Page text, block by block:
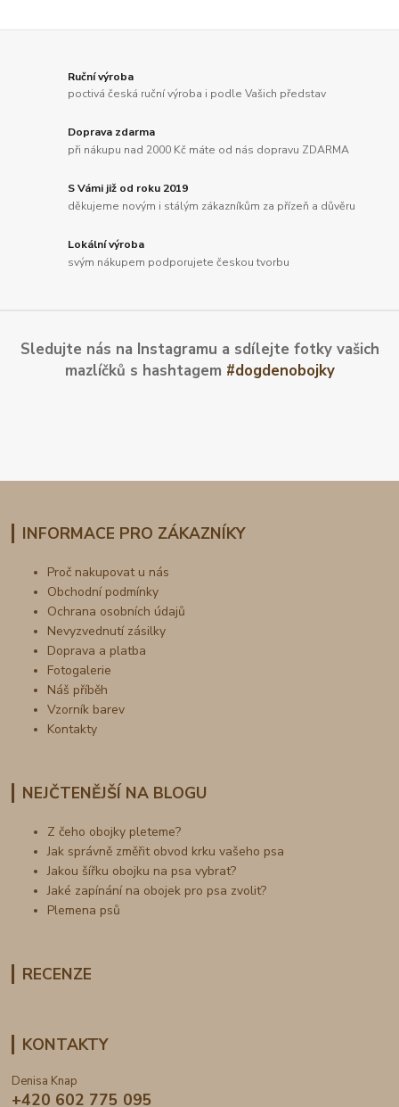
Ruční výroba
poctivá česká ruční výroba i podle Vašich představ
Doprava zdarma
při nákupu nad 2000 Kč máte od nás dopravu ZDARMA
S Vámi již od roku 2019
děkujeme novým i stálým zákazníkům za přízeň a důvěru
Lokální výroba
svým nákupem podporujete českou tvorbu
Sledujte nás na Instagramu a sdílejte fotky vašich
mazlíčků s hashtagem #dogdenobojky
INFORMACE PRO ZÁKAZNÍKY
Proč nakupovat u nás
Obchodní podmínky
Ochrana osobních údajů
Nevyzvednutí zásilky
Doprava a platba
Fotogalerie
Náš příběh
Vzorník barev
Kontakty
NEJČTENĚJŠÍ NA BLOGU
Z čeho obojky pleteme?
Jak správně změřit obvod krku vašeho psa
Jakou šířku obojku na psa vybrat?
Jaké zapínání na obojek pro psa zvolit?
Plemena psů
RECENZE
KONTAKTY
Denisa Knap
+420 602 775 095